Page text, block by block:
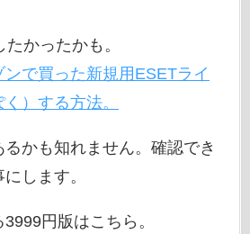
かったかも。
で買った新規用ESETライ
）する方法。
かも知れません。確認でき
します。
円版はこちら。